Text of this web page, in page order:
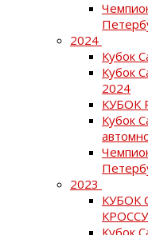
2024
Кубок
Кубок
2024
КУБОК
Кубок
2023
КУБОК
Кубок